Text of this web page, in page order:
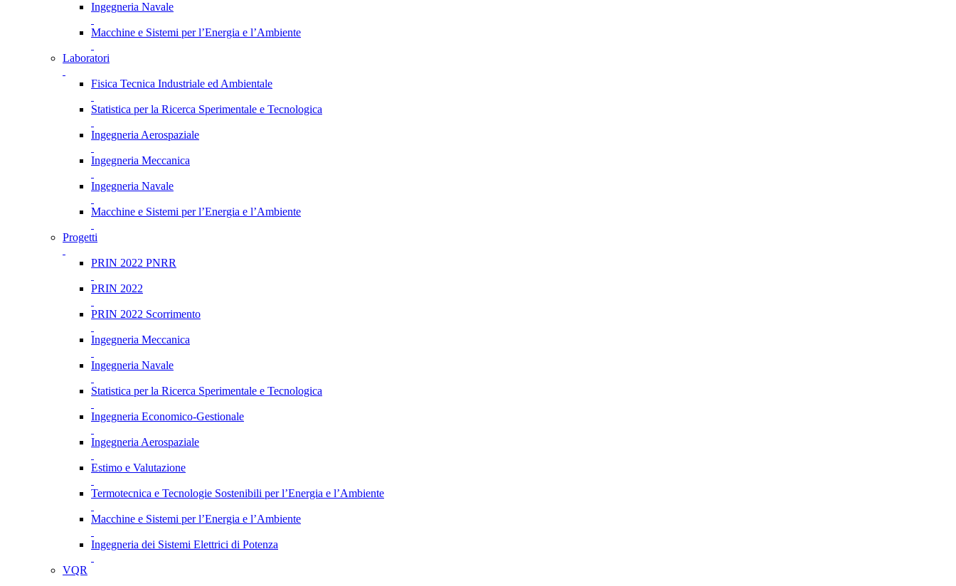
Ingegneria Navale
Macchine e Sistemi per l’Energia e l’Ambiente
Laboratori
Fisica Tecnica Industriale ed Ambientale
Statistica per la Ricerca Sperimentale e Tecnologica
Ingegneria Aerospaziale
Ingegneria Meccanica
Ingegneria Navale
Macchine e Sistemi per l’Energia e l’Ambiente
Progetti
PRIN 2022 PNRR
PRIN 2022
PRIN 2022 Scorrimento
Ingegneria Meccanica
Ingegneria Navale
Statistica per la Ricerca Sperimentale e Tecnologica
Ingegneria Economico-Gestionale
Ingegneria Aerospaziale
Estimo e Valutazione
Termotecnica e Tecnologie Sostenibili per l’Energia e l’Ambiente
Macchine e Sistemi per l’Energia e l’Ambiente
Ingegneria dei Sistemi Elettrici di Potenza
VQR